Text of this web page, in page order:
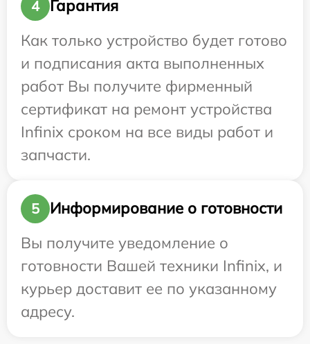
4
Гарантия
Как только устройство будет готово
и подписания акта выполненных
работ Вы получите фирменный
сертификат на ремонт устройства
Infinix сроком на все виды работ и
запчасти.
5
Информирование о готовности
Вы получите уведомление о
готовности Вашей техники Infinix, и
курьер доставит ее по указанному
адресу.